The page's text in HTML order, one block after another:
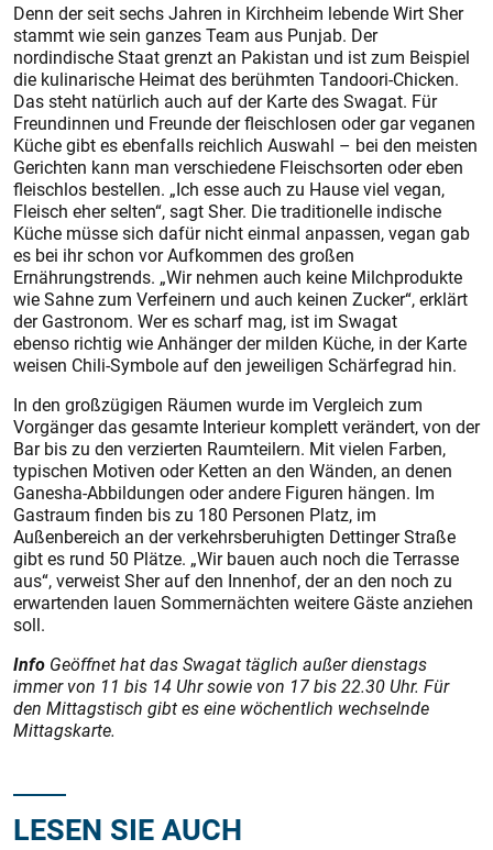
Denn der seit sechs Jahren in Kirchheim lebende Wirt Sher
stammt wie sein ganzes Team aus Punjab. Der
nordindische Staat grenzt an Pakistan und ist zum Beispiel
die kulinarische Heimat des berühmten Tandoori-Chicken.
Das steht natürlich auch auf der Karte des Swagat. Für
Freundinnen und Freunde der fleischlosen oder gar veganen
Küche gibt es ebenfalls reichlich Auswahl – bei den meisten
Gerichten kann man verschiedene Fleischsorten oder eben
fleischlos bestellen. „Ich esse auch zu Hause viel vegan,
Fleisch eher selten“, sagt Sher. Die traditionelle indische
Küche müsse sich dafür nicht einmal anpassen, vegan gab
es bei ihr schon vor Aufkommen des großen
Ernährungstrends. „Wir nehmen auch keine Milchprodukte
wie Sahne zum Verfeinern und auch keinen Zucker“, erklärt
der Gastronom. Wer es scharf mag, ist im Swagat
ebenso richtig wie Anhänger der milden Küche, in der Karte
weisen Chili-Symbole auf den jeweiligen Schärfegrad hin.
In den großzügigen Räumen wurde im Vergleich zum
Vorgänger das gesamte Interieur komplett verändert, von der
Bar bis zu den verzierten Raumteilern. Mit vielen Farben,
typischen Motiven oder Ketten an den Wänden, an denen
Ganesha-Abbildungen oder andere Figuren hängen. Im
Gastraum finden bis zu 180 Personen Platz, im
Außenbereich an der verkehrsberuhigten Dettinger Straße
gibt es rund 50 Plätze. „Wir bauen auch noch die Terrasse
aus“, verweist Sher auf den Innenhof, der an den noch zu
erwartenden lauen Sommernächten weitere Gäste anziehen
soll.
Info Geöffnet hat das Swagat täglich außer dienstags
immer von 11 bis 14 Uhr sowie von 17 bis 22.30 Uhr. Für
den Mittagstisch gibt es eine wöchentlich wechselnde
Mittagskarte.
LESEN SIE AUCH